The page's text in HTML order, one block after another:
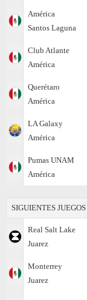
América
Santos Laguna
Club Atlante
América
Querétaro
América
LA Galaxy
América
Pumas UNAM
América
SIGUIENTES JUEGOS
Real Salt Lake
Juаrez
Monterrey
Juаrez